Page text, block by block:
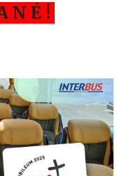
N É !